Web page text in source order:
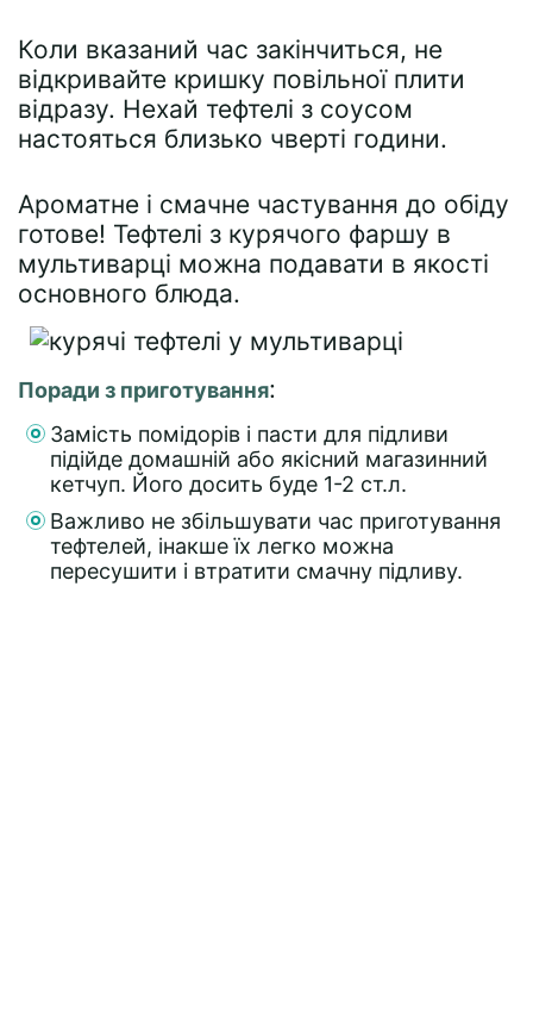
Коли вказаний час закінчиться, не
відкривайте кришку повільної плити
відразу. Нехай тефтелі з соусом
настояться близько чверті години.
Ароматне і смачне частування до обіду
готове! Тефтелі з курячого фаршу в
мультиварці можна подавати в якості
основного блюда.
Поради з приготування:
Замість помідорів і пасти для підливи
підійде домашній або якісний магазинний
кетчуп. Його досить буде 1-2 ст.л.
Важливо не збільшувати час приготування
тефтелей, інакше їх легко можна
пересушити і втратити смачну підливу.